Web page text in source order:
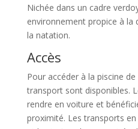
Nichée dans un cadre
environnement propice à la
la natation.
Accès
Pour accéder à la piscine
transport sont disponibles.
rendre en voiture et
proximité. Les transports